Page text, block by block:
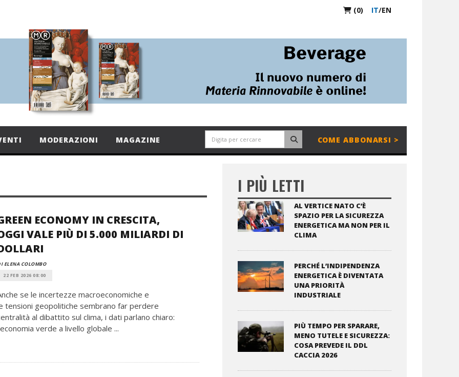
(0) IT/EN
MODERAZIONI MAGAZINE COME ABBONARSI >
ECONOMY IN CRESCITA,
VALE PIÙ DI 5.000 MILIARDI DI
ELENA COLOMBO
22 FEB 2026 08:00
se le incertezze macroeconomiche e
tensioni geopolitiche sembrano far perdere
al dibattito sul clima, i dati parlano chiaro:
verde a livello globale ...
I PIÙ LETTI
AL VERTICE NATO C’È
SPAZIO PER LA SICUREZZA
ENERGETICA MA NON PER IL
CLIMA
PERCHÉ L’INDIPENDENZA
ENERGETICA È DIVENTATA
UNA PRIORITÀ
INDUSTRIALE
PIÙ TEMPO PER SPARARE,
MENO TUTELE E SICUREZZA:
COSA PREVEDE IL DDL
CACCIA 2026